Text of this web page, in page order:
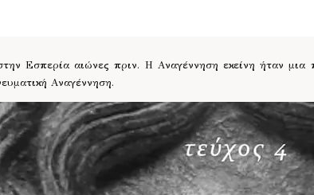
Εσπερία αιώνες πριν. Η Αναγέννηση εκείνη ήταν
Αναγέννηση.